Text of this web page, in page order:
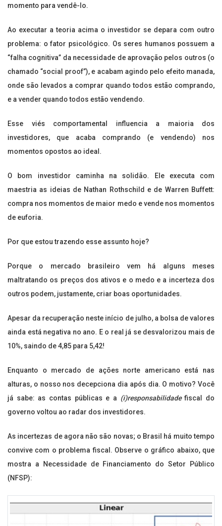
momento para vendê-lo.
Ao executar a teoria acima o investidor se depara com outro
problema: o fator psicológico. Os seres humanos possuem a
“falha cognitiva” da necessidade de aprovação pelos outros (o
chamado “social proof”), e acabam agindo pelo efeito manada,
onde são levados a comprar quando todos estão comprando,
e a vender quando todos estão vendendo.
Esse viés comportamental influencia a maioria dos
investidores, que acaba comprando (e vendendo) nos
momentos opostos ao ideal.
O bom investidor caminha na solidão. Ele executa com
maestria as ideias de Nathan Rothschild e de Warren Buffett:
compra nos momentos de maior medo e vende nos momentos
de euforia.
Por que estou trazendo esse assunto hoje?
Porque o mercado brasileiro vem há alguns meses
maltratando os preços dos ativos e o medo e a incerteza dos
outros podem, justamente, criar boas oportunidades.
Apesar da recuperação neste início de julho, a bolsa de valores
ainda está negativa no ano. E o real já se desvalorizou mais de
10%, saindo de 4,85 para 5,42!
Enquanto o mercado de ações norte americano está nas
alturas, o nosso nos decepciona dia após dia. O motivo? Você
já sabe: as contas públicas e a (i)responsabilidadefiscal do
governo voltou ao radar dos investidores.
As incertezas de agora não são novas; o Brasil há muito tempo
convive com o problema fiscal. Observe o gráfico abaixo, que
mostra a Necessidade de Financiamento do Setor Público
(NFSP):